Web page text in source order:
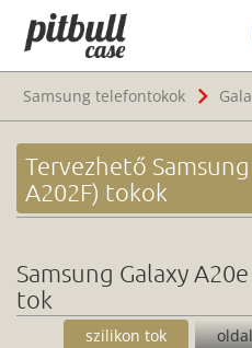
Samsung telefontokok
Tervezhető
A202F) tokok
Samsung Galaxy
tok
szilikon tok